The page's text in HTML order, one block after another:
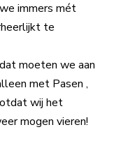
immers mét
te
moeten we aan
met Pasen ,
wij het
mogen vieren!